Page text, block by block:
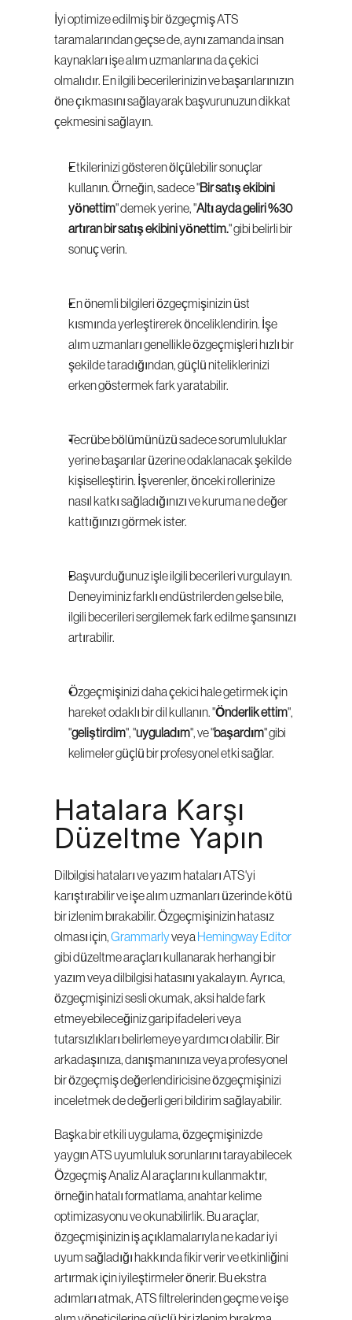
İyi optimize edilmiş bir özgeçmiş ATS
taramalarından geçse de, aynı zamanda insan
kaynakları işe alım uzmanlarına da çekici
olmalıdır. En ilgili becerilerinizin ve başarılarınızın
öne çıkmasını sağlayarak başvurunuzun dikkat
çekmesini sağlayın.
Etkilerinizi gösteren ölçülebilir sonuçlar
kullanın. Örneğin, sadece "Bir satış ekibini
yönettim" demek yerine, "Altı ayda geliri %30
artıran bir satış ekibini yönettim." gibi belirli bir
sonuç verin.
En önemli bilgileri özgeçmişinizin üst
kısmında yerleştirerek önceliklendirin. İşe
alım uzmanları genellikle özgeçmişleri hızlı bir
şekilde taradığından, güçlü niteliklerinizi
erken göstermek fark yaratabilir.
Tecrübe bölümünüzü sadece sorumluluklar
yerine başarılar üzerine odaklanacak şekilde
kişiselleştirin. İşverenler, önceki rollerinize
nasıl katkı sağladığınızı ve kuruma ne değer
kattığınızı görmek ister.
Başvurduğunuz işle ilgili becerileri vurgulayın.
Deneyiminiz farklı endüstrilerden gelse bile,
ilgili becerileri sergilemek fark edilme şansınızı
artırabilir.
Özgeçmişinizi daha çekici hale getirmek için
hareket odaklı bir dil kullanın. "Önderlik ettim",
"geliştirdim", "uyguladım", ve "başardım" gibi
kelimeler güçlü bir profesyonel etki sağlar.
Hatalara Karşı
Düzeltme Yapın
Dilbilgisi hataları ve yazım hataları ATS'yi
karıştırabilir ve işe alım uzmanları üzerinde kötü
bir izlenim bırakabilir. Özgeçmişinizin hatasız
olması için, Grammarly veya Hemingway Editor
gibi düzeltme araçları kullanarak herhangi bir
yazım veya dilbilgisi hatasını yakalayın. Ayrıca,
özgeçmişinizi sesli okumak, aksi halde fark
etmeyebileceğiniz garip ifadeleri veya
tutarsızlıkları belirlemeye yardımcı olabilir. Bir
arkadaşınıza, danışmanınıza veya profesyonel
bir özgeçmiş değerlendiricisine özgeçmişinizi
inceletmek de değerli geri bildirim sağlayabilir.
Başka bir etkili uygulama, özgeçmişinizde
yaygın ATS uyumluluk sorunlarını tarayabilecek
Özgeçmiş Analiz AI araçlarını kullanmaktır,
örneğin hatalı formatlama, anahtar kelime
optimizasyonu ve okunabilirlik. Bu araçlar,
özgeçmişinizin iş açıklamalarıyla ne kadar iyi
uyum sağladığı hakkında fikir verir ve etkinliğini
artırmak için iyileştirmeler önerir. Bu ekstra
adımları atmak, ATS filtrelerinden geçme ve işe